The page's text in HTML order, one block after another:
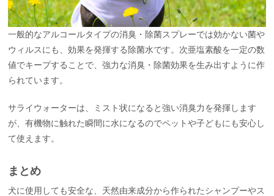
一般的なアルコールタイプの消臭・除菌スプレーでは効かない菌や
ウィルスにも、効果を発揮する除菌水です。次亜塩素酸を一定の数
値でキープすることで、強力な消臭・除菌効果を生み出すように作
られています。
サライウォーターは、ミスト状になると強い消臭力を発揮します
が、有機物に触れた瞬間に水になるのでペットや子どもにも安心し
て使えます。
まとめ
犬に使用しても安全な、天然由来成分から作られたシャンプーやス